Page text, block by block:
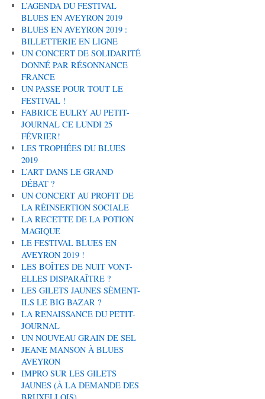
L’AGENDA DU FESTIVAL
BLUES EN AVEYRON 2019
BLUES EN AVEYRON 2019 :
BILLETTERIE EN LIGNE
UN CONCERT DE SOLIDARITÉ
DONNÉ PAR RÉSONNANCE
FRANCE
UN PASSE POUR TOUT LE
FESTIVAL !
FABRICE EULRY AU PETIT-
JOURNAL CE LUNDI 25
FÉVRIER!
LES TROPHÉES DU BLUES
2019
L’ART DANS LE GRAND
DÉBAT ?
UN CONCERT AU PROFIT DE
LA RÉINSERTION SOCIALE
LA RECETTE DE LA POTION
MAGIQUE
LE FESTIVAL BLUES EN
AVEYRON 2019 !
LES BOÎTES DE NUIT VONT-
ELLES DISPARAÎTRE ?
LES GILETS JAUNES SÈMENT-
ILS LE BIG BAZAR ?
LA RENAISSANCE DU PETIT-
JOURNAL
UN NOUVEAU GRAIN DE SEL
JEANE MANSON À BLUES
AVEYRON
IMPRO SUR LES GILETS
JAUNES (À LA DEMANDE DES